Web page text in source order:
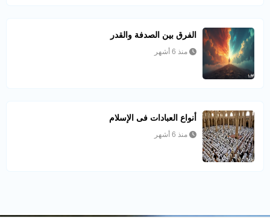
الفرق بين الصدفة والقدر
منذ 6 أشهر
أنواع العبادات فى الإسلام
منذ 6 أشهر